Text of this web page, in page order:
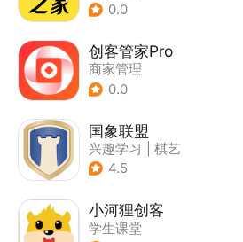
0.0
创客管家Pro
商家管理
0.0
国象联盟
兴趣学习
棋艺
4.5
小河狸创客
学生课堂